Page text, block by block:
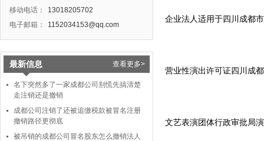
移动电话：
13018205702
电子邮箱：
1152034153@qq.com
最新信息 查看更多>
名下突然多了一家成都公司别慌先搞清楚
走注销还是撤销
成都公司注销了还被追缴税款被冒名注册
撤销路径更彻底
被吊销的成都公司冒名股东怎么撤销法人
企业法人适用于四川成都
营业性演出许可证四川成
文艺表演团体行政审批局